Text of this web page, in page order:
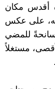
أقدس مكان
به، على عكس
للمضي
مستغلاً